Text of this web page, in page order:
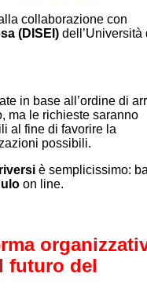
collaborazione con
(DISEI) dell’Università
in base all’ordine di
ma le richieste saranno
al fine di favorire la
possibili.
è semplicissimo:
on line.
futuro del